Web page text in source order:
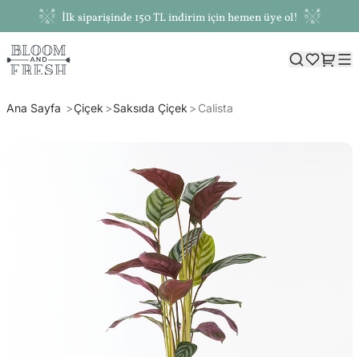
İlk siparişinde 150 TL indirim için hemen üye ol!
Ana Sayfa Çiçek Saksıda Çiçek Calista